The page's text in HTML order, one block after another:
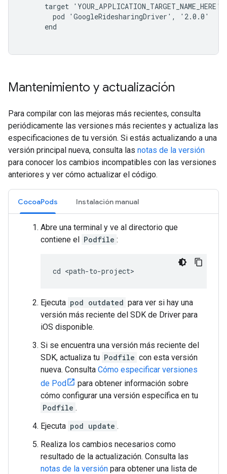
target 'YOUR_APPLICATION_TARGET_NAME_HERE'
        pod 'GoogleRidesharingDriver', '2.0.0'
      end
Mantenimiento y actualización
Para compilar con las mejoras más recientes, consulta
periódicamente las versiones más recientes y actualiza las
especificaciones de tu versión. Si estás actualizando a una
versión principal nueva, consulta las notas de la versión
para conocer los cambios incompatibles con las versiones
anteriores y ver cómo actualizar el código.
CocoaPods Instalación manual
Abre una terminal y ve al directorio que
contiene el Podfile :
cd <path-to-project>
Ejecuta pod outdated para ver si hay una
versión más reciente del SDK de Driver para
iOS disponible.
Si se encuentra una versión más reciente del
SDK, actualiza tu Podfile con esta versión
nueva. Consulta Cómo especificar versiones
de Pod
para obtener información sobre
cómo configurar una versión específica en tu
Podfile .
Ejecuta pod update .
Realiza los cambios necesarios como
resultado de la actualización. Consulta las
notas de la versión para obtener una lista de